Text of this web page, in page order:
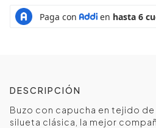
DESCRIPCIÓN
Buzo con capucha en tejido
silueta clásica, la mejor